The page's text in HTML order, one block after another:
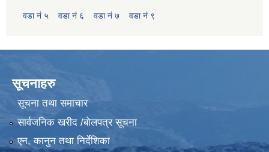
वडा नं ५ वडा नं ६ वडा नं ७ वडा नं ९
सूचनाहरु
सूचना तथा समाचार
सार्वजनिक खरीद /बोलपत्र सूचना
एन, कानुन तथा निर्देशिका